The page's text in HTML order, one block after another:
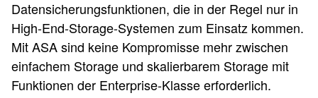
Datensicherungsfunktionen, die in der Regel nur in
High-End-Storage-Systemen zum Einsatz kommen.
Mit ASA sind keine Kompromisse mehr zwischen
einfachem Storage und skalierbarem Storage mit
Funktionen der Enterprise-Klasse erforderlich.